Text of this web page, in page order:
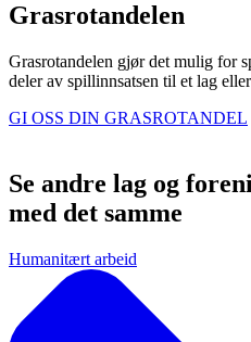
Grasrotandelen
Grasrotandelen gjør det mulig for
deler av spillinnsatsen til et lag
GI OSS DIN GRASROTANDEL
Se andre lag og
med det samme
Humanitært arbeid